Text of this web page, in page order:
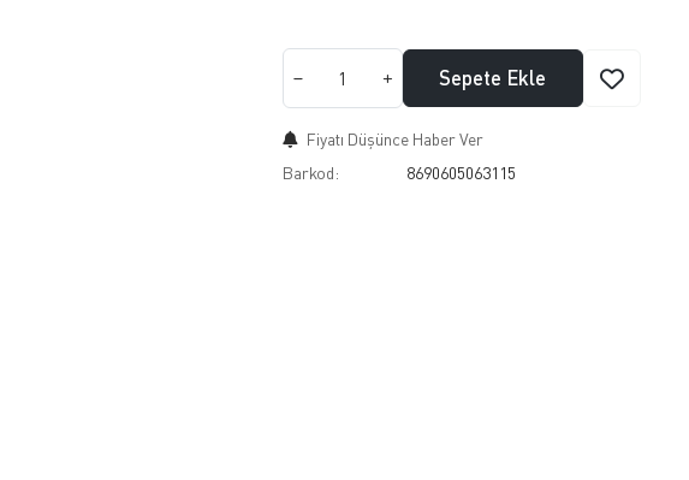
Sepete Ekle
Fiyatı Düşünce Haber Ver
Barkod:
8690605063115